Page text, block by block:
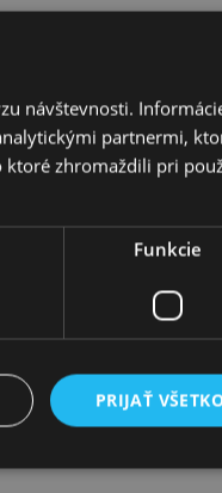
Základným
Výhodou týchto
klinicky
nič do očí bijúce, rohy
návštevnosti.
partnermi,
zhromaždili pri
Funkcie
PRIJAŤ